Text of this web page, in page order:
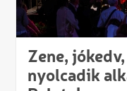
Zene,
nyolcadik